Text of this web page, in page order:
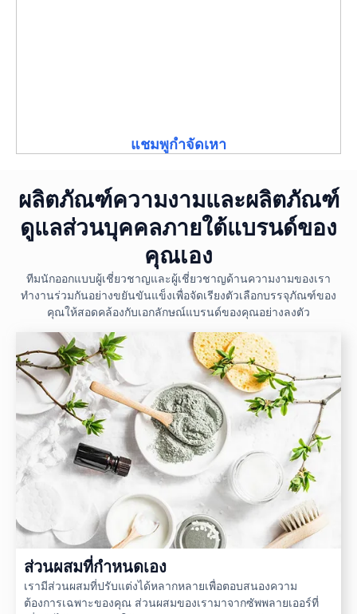
แชมพูกำจัดเหา
ผลิตภัณฑ์ความงามและผลิตภัณฑ์
ดูแลส่วนบุคคลภายใต้แบรนด์ของ
คุณเอง
ทีมนักออกแบบผู้เชี่ยวชาญและผู้เชี่ยวชาญด้านความงามของเรา
ทำงานร่วมกันอย่างขยันขันแข็งเพื่อจัดเรียงตัวเลือกบรรจุภัณฑ์ของ
คุณให้สอดคล้องกับเอกลักษณ์แบรนด์ของคุณอย่างลงตัว
ส่วนผสมที่กำหนดเอง
เรามีส่วนผสมที่ปรับแต่งได้หลากหลายเพื่อตอบสนองความ
ต้องการเฉพาะของคุณ ส่วนผสมของเรามาจากซัพพลายเออร์ที่